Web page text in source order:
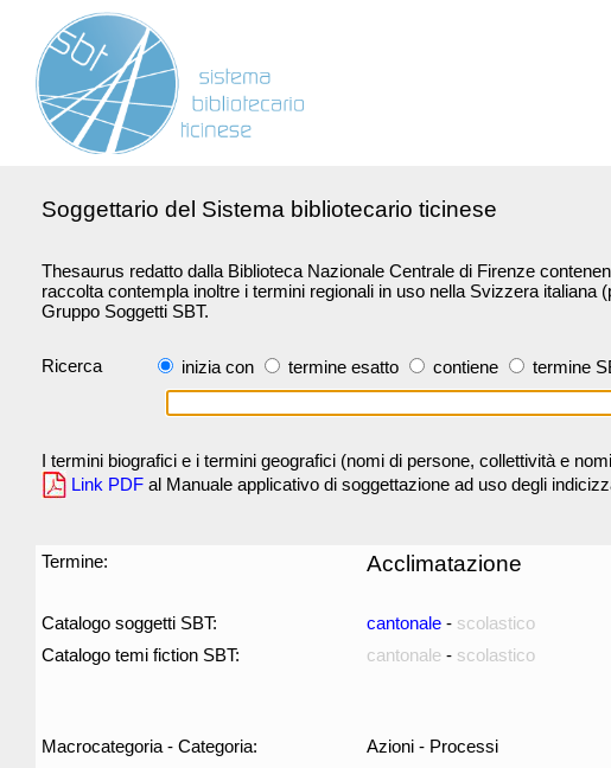
Soggettario del Sistema bibliotecario ticinese
Thesaurus redatto dalla Biblioteca Nazionale Centrale di Firenze
raccolta contempla inoltre i termini regionali in uso nella Svizzera italiana
Gruppo Soggetti SBT.
Ricerca inizia con termine esatto contiene termine
I termini biografici e i termini geografici (nomi di persone, collettività e
Link PDF al Manuale applicativo di soggettazione ad uso degli
Termine: Acclimatazione
Catalogo soggetti SBT: cantonale - scolastico
Catalogo temi fiction SBT:
cantonale - scolastico
Macrocategoria - Categoria: Azioni - Processi